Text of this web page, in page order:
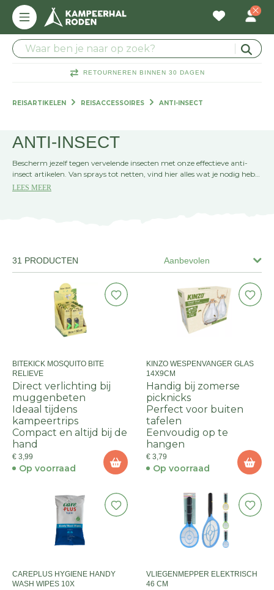
RETOURNEREN BINNEN 30 DAGEN
REISARTIKELEN REISACCESSOIRES ANTI-INSECT
ANTI-INSECT
Bescherm jezelf tegen vervelende insecten met onze effectieve anti-
insect artikelen. Van sprays tot netten, vind hier alles wat je nodig hebt
voor een ongestoorde buitenervaring. Kies voor comfort en veiligheid!
LEES MEER
Aanbevolen
31 PRODUCTEN
BITEKICK MOSQUITO BITE
RELIEVE
Direct verlichting bij
muggenbeten
Ideaal tijdens
kampeertrips
Compact en altijd bij de
hand
€ 3,99
Op voorraad
KINZO WESPENVANGER GLAS
14X9CM
Handig bij zomerse
picknicks
Perfect voor buiten
tafelen
Eenvoudig op te
hangen
€ 3,79
Op voorraad
CAREPLUS HYGIENE HANDY
WASH WIPES 10X
VLIEGENMEPPER ELEKTRISCH
46 CM